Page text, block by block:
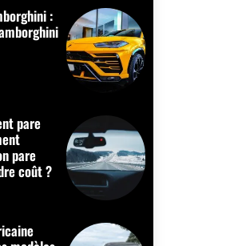
:
pare
pare
coût ?